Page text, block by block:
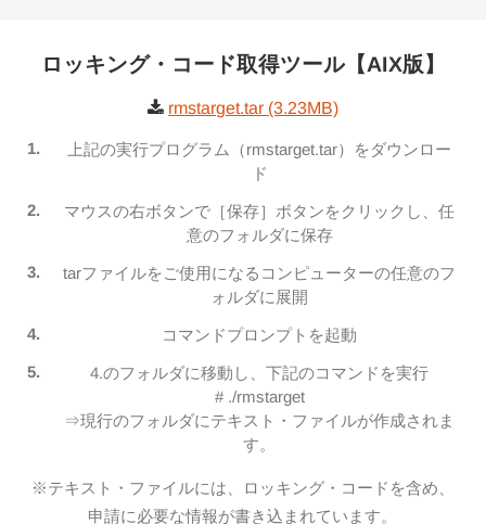
ロッキング・コード取得ツール【AIX版】
rmstarget.tar (3.23MB)
上記の実行プログラム（rmstarget.tar）をダウンロー
ド
マウスの右ボタンで［保存］ボタンをクリックし、任
意のフォルダに保存
tarファイルをご使用になるコンピューターの任意のフ
ォルダに展開
コマンドプロンプトを起動
4.のフォルダに移動し、下記のコマンドを実行
# ./rmstarget
⇒現行のフォルダにテキスト・ファイルが作成されま
す。
※テキスト・ファイルには、ロッキング・コードを含め、
申請に必要な情報が書き込まれています。